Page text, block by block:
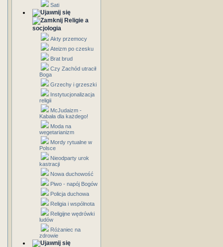
Sati
Religie a
socjologia
Akty przemocy
Ateizm po czesku
Brat brud
Czy Zachód utracił
Boga
Grzechy i grzeszki
Instytucjonalizacja
religii
McJudaizm -
Kabała dla każdego!
Moda na
wegetarianizm
Mordy rytualne w
Polsce
Nieodparty urok
kastracji
Nowa duchowość
Piwo - napój Bogów
Policja duchowa
Religia i wspólnota
Religijne wędrówki
ludów
Różaniec na
zdrowie